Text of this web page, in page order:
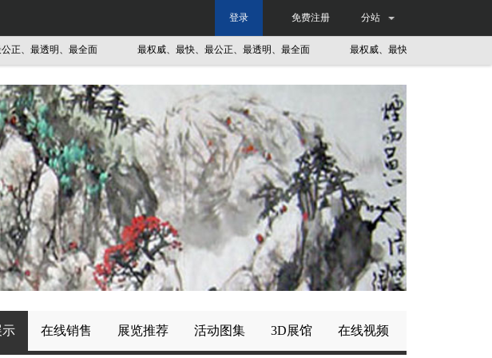
分站
免费注册
登录
、最透明、最全面 最权威、最快、最公正、最透明、最全面 最权威、最快、最公正、最透明、最
示 在线销售 展览推荐 活动图集 3D展馆 在线视频